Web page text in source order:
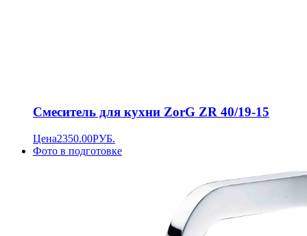
Смеситель для кухни ZorG ZR 40/19-15
Цена2350.00РУБ.
Фото в подготовке